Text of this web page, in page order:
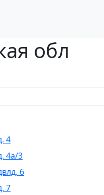
обл
4
4а/3
6
7